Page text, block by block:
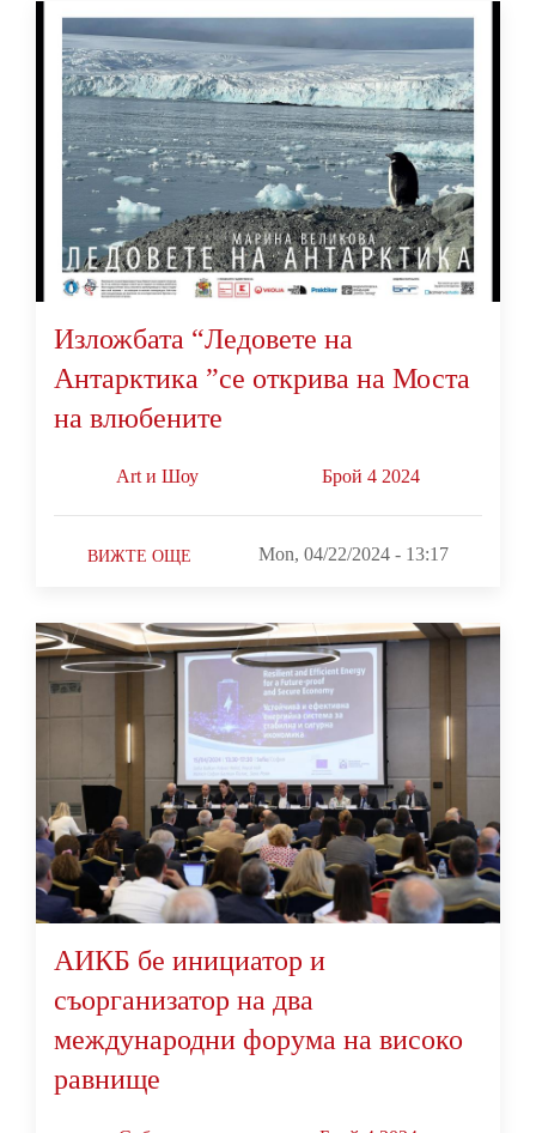
Изложбата “Ледовете на
Антарктика ”се открива на Моста
на влюбените
Art и Шоу Брой 4 2024
ВИЖТЕ ОЩЕ Mon, 04/22/2024 - 13:17
АИКБ бе инициатор и
съорганизатор на два
международни форума на високо
равнище